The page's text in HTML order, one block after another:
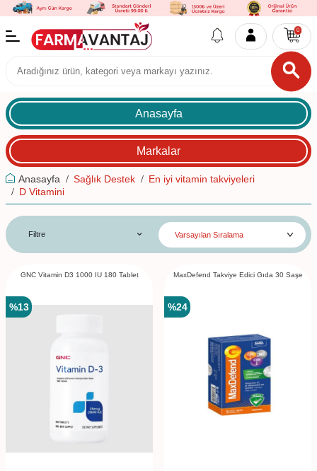
0
Anasayfa
Markalar
Anasayfa Sağlık Destek
En iyi vitamin takviyeleri
D Vitamini
Filtre
GNC Vitamin D3 1000 IU 180 Tablet
%13
MaxDefend Takviye Edici Gıda 30 Saşe
%24